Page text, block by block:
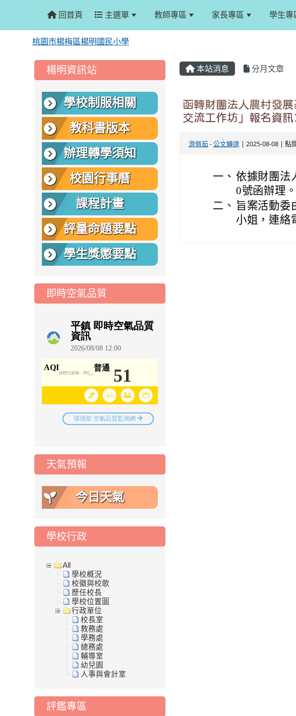
回首頁 主選單 教師專區 家長專區 學生專
桃園市楊梅區楊明國民小學
本站消息 分月文章
函轉財團法人農村發
交流工作坊」報名資訊
游佩茹 -公文轉達 | 2025-08-08 | 點
一、 依據財團法
0號函辦理。
二、 旨案活動委
小姐，連絡
::: 楊明資訊站
學校制服相關
教科書版本
辦理轉學須知
校園行事曆
課程計畫
評量命題要點
學生獎懲要點
即時空氣品質
天氣預報
今日天氣
學校行政
All
學校概況
校徽與校歌
歷任校長
學校位置圖
行政單位
校長室
教務處
學務處
總務處
輔導室
幼兒園
人事與會計室
評鑑專區